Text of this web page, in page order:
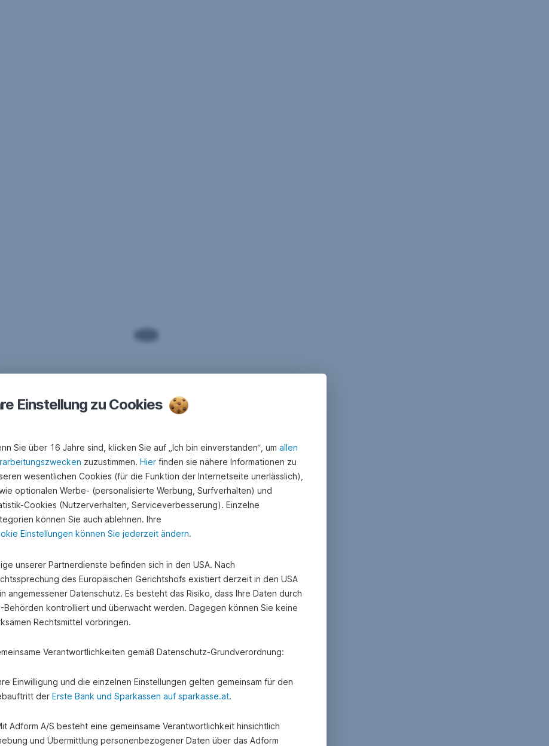
Einstellung zu Cookies
Sie über 16 Jahre sind, klicken Sie auf „Ich bin einverstanden“, um allen
zuzustimmen. Hier finden sie nähere Informationen zu
wesentlichen Cookies (für die Funktion der Internetseite unerlässlich),
optionalen Werbe- (personalisierte Werbung, Surfverhalten) und
Cookies (Nutzerverhalten, Serviceverbesserung). Einzelne
können Sie auch ablehnen. Ihre
Einstellungen können Sie jederzeit ändern.
unserer Partnerdienste befinden sich in den USA. Nach
des Europäischen Gerichtshofs existiert derzeit in den USA
angemessener Datenschutz. Es besteht das Risiko, dass Ihre Daten durch
Behörden kontrolliert und überwacht werden. Dagegen können Sie keine
Rechtsmittel vorbringen.
Verantwortlichkeiten gemäß Datenschutz-Grundverordnung:
Einwilligung und die einzelnen Einstellungen gelten gemeinsam für den
der Erste Bank und Sparkassen auf sparkasse.at.
Adform A/S besteht eine gemeinsame Verantwortlichkeit hinsichtlich
und Übermittlung personenbezogener Daten über das Adform